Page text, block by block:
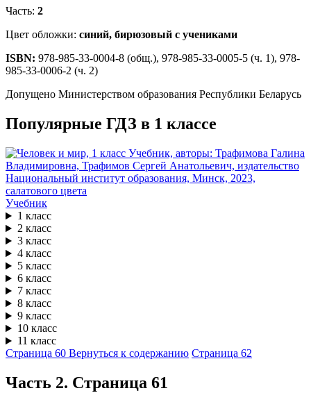
Часть: 2
Цвет обложки: синий, бирюзовый с учениками
ISBN: 978-985-33-0004-8 (общ.), 978-985-33-0005-5 (ч. 1), 978-
985-33-0006-2 (ч. 2)
Допущено Министерством образования Республики Беларусь
Популярные ГДЗ в 1 классе
Учебник
1 класс
2 класс
3 класс
4 класс
5 класс
6 класс
7 класс
8 класс
9 класс
10 класс
11 класс
Страница 60 Вернуться к содержанию Страница 62
Часть 2. Cтраница 61